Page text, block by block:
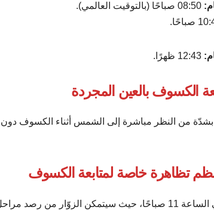
الكسوف بالعين المجردة
بشدّة من النظر مباشرة إلى الشمس أثناء الكسوف
تظاهرة خاصة لمتابعة الكسوف
– تنطلق الفعالية في الساعة 11 صباحًا، حيث سيتمكن